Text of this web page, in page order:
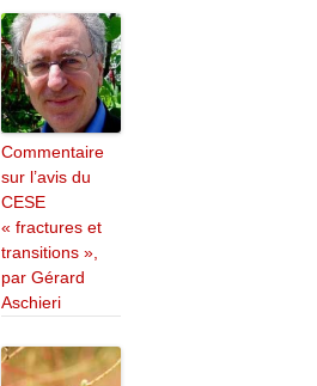
Commentaire
sur l’avis du
CESE
« fractures et
transitions »,
par Gérard
Aschieri